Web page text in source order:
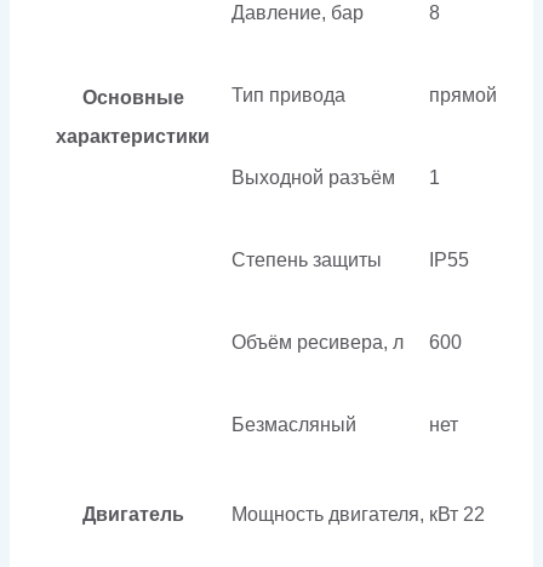
Основные
характеристики
Давление, бар 8
Тип привода прямой
Выходной разъём 1
Степень защиты IP55
Объём ресивера, л 600
Безмасляный нет
Двигатель Мощность двигателя, кВт 22